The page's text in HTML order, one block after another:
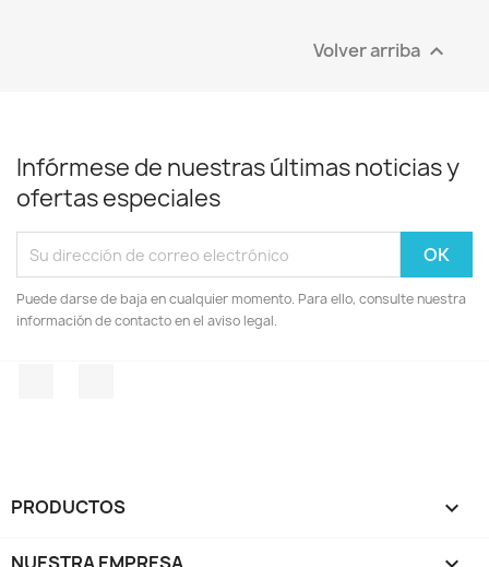
Volver arriba 
Infórmese de nuestras últimas noticias y
ofertas especiales
Puede darse de baja en cualquier momento. Para ello, consulte nuestra
información de contacto en el aviso legal.
PRODUCTOS 